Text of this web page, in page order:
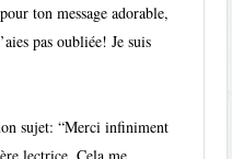
ton message adorable,
pas oubliée! Je suis
sujet: “Merci infiniment